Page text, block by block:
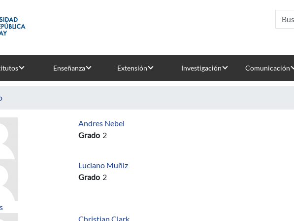
Enseñanza Extensión Investigación Comunicación
Andres Nebel
Grado 2
Luciano Muñiz
Grado 2
sobre Taller para Fortalecer Habilidades Blandas
Christian Clark